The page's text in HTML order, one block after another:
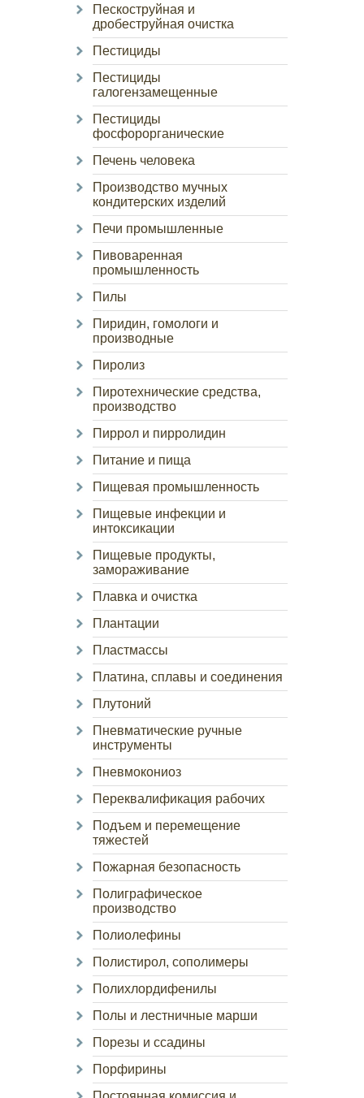
Пескоструйная и
дробеструйная очистка
Пестициды
Пестициды
галогензамещенные
Пестициды
фосфорорганические
Печень человека
Производство мучных
кондитерских изделий
Печи промышленные
Пивоваренная
промышленность
Пилы
Пиридин, гомологи и
производные
Пиролиз
Пиротехнические средства,
производство
Пиррол и пирролидин
Питание и пища
Пищевая промышленность
Пищевые инфекции и
интоксикации
Пищевые продукты,
замораживание
Плавка и очистка
Плантации
Пластмассы
Платина, сплавы и соединения
Плутоний
Пневматические ручные
инструменты
Пневмокониоз
Переквалификация рабочих
Подъем и перемещение
тяжестей
Пожарная безопасность
Полиграфическое
производство
Полиолефины
Полистирол, сополимеры
Полихлордифенилы
Полы и лестничные марши
Порезы и ссадины
Порфирины